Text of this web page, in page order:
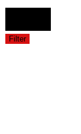
Filter